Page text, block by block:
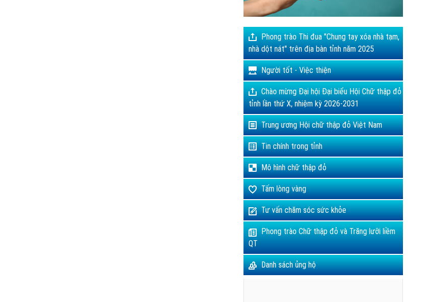
Phong trào Thi đua "Chung tay xóa nhà tạm,
nhà dột nát" trên địa bàn tỉnh năm 2025
Người tốt - Việc thiện
Chào mừng Đại hội Đại biểu Hội Chữ thập đỏ
tỉnh lần thứ X, nhiệm kỳ 2026-2031
Trung ương Hội chữ thập đỏ Việt Nam
Tin chính trong tỉnh
Mô hình chữ thập đỏ
Tấm lòng vàng
Tư vấn chăm sóc sức khỏe
Phong trào Chữ thập đỏ và Trăng lưỡi liềm
QT
Danh sách ủng hộ